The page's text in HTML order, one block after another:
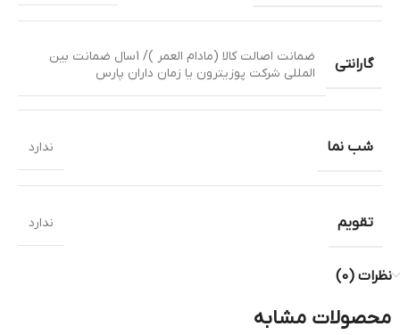
گارانتی
ضمانت اصالت کالا (مادام العمر )/ 1سال ضمانت بین
المللی شرکت پوزیترون یا زمان داران پارس
شب نما ندارد
تقویم ندارد
نظرات (0)
محصولات مشابه